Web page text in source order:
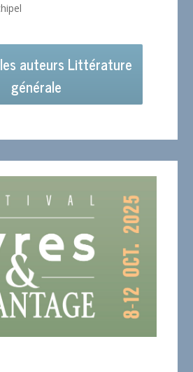
auteurs Littérature
générale